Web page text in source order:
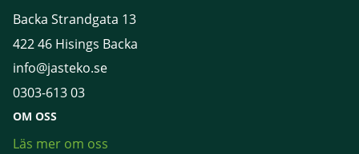
Backa Strandgata 13
422 46 Hisings Backa
info@jasteko.se
0303-613 03
OM OSS
Läs mer om oss